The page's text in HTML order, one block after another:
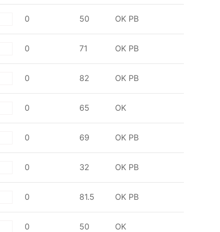
0 50 OK PB
0 71 OK PB
0 82 OK PB
0 65 OK
0 69 OK PB
0 32 OK PB
0 81.5 OK PB
0 50 OK